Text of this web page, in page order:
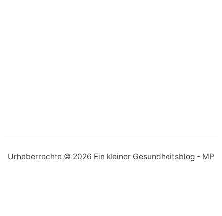
Urheberrechte © 2026 Ein kleiner Gesundheitsblog - MP